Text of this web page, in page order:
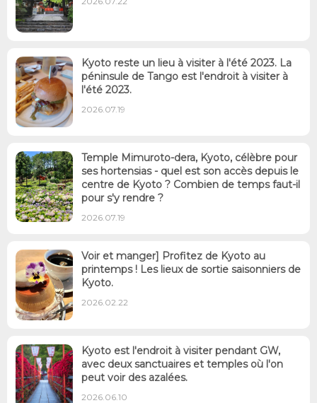
Kyoto reste un lieu à visiter à l'été 2023. La
péninsule de Tango est l'endroit à visiter à
l'été 2023.
2026.07.19
Temple Mimuroto-dera, Kyoto, célèbre pour
ses hortensias - quel est son accès depuis le
centre de Kyoto ? Combien de temps faut-il
pour s'y rendre ?
2026.07.19
Voir et manger] Profitez de Kyoto au
printemps ! Les lieux de sortie saisonniers de
Kyoto.
2026.02.22
Kyoto est l'endroit à visiter pendant GW,
avec deux sanctuaires et temples où l'on
peut voir des azalées.
2026.06.10